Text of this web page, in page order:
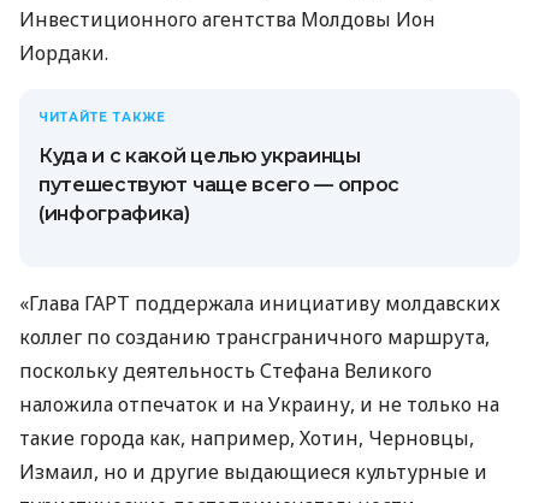
Инвестиционного агентства Молдовы Ион
Иордаки.
ЧИТАЙТЕ ТАКЖЕ
Куда и с какой целью украинцы
путешествуют чаще всего — опрос
(инфографика)
«Глава ГАРТ поддержала инициативу молдавских
коллег по созданию трансграничного маршрута,
поскольку деятельность Стефана Великого
наложила отпечаток и на Украину, и не только на
такие города как, например, Хотин, Черновцы,
Измаил, но и другие выдающиеся культурные и